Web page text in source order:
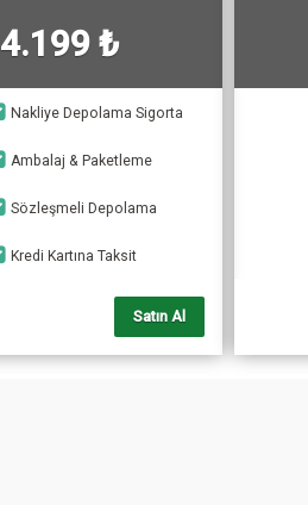
4.199 ₺
Nakliye Depolama Sigorta
Ambalaj & Paketleme
Sözleşmeli Depolama
Kredi Kartına Taksit
Satın Al